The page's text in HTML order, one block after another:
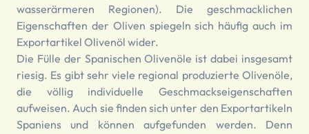
wasserärmeren Regionen). Die geschmacklichen
Eigenschaften der Oliven spiegeln sich häufig auch im
Exportartikel Olivenöl wider.
Die Fülle der Spanischen Olivenöle ist dabei insgesamt
riesig. Es gibt sehr viele regional produzierte Olivenöle,
die völlig individuelle Geschmackseigenschaften
aufweisen. Auch sie finden sich unter den Exportartikeln
Spaniens und können aufgefunden werden. Denn